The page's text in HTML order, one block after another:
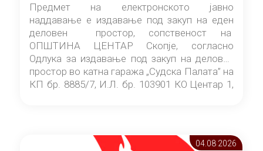
Предмет на електронското јавно
наддавање е издавање под закуп на еден
деловен простор, сопственост на
ОПШТИНА ЦЕНТАР Скопје, согласно
Одлука за издавање под закуп на деловен
простор во катна гаража „Судска Палата” на
КП бр. 8885/7, И.Л. бр. 103901 КО Центар 1,
Скопје” број 9/2026), за времетраење од 3
(три) години од денот на потпишувањето на
04.08 2026